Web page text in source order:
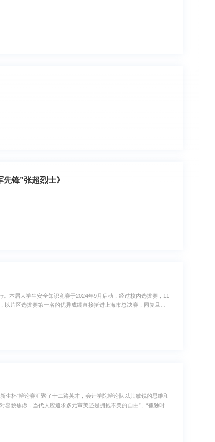
锋”张超烈士》
本届大学生安全知识竞赛于2024年9月启动，经过校内选拔赛，11
片区选拔赛第一名的优异成绩直接挺进上海市总决赛，同复旦大
生杯”辩论赛汇聚了十二路英才，会计学院辩论队以其敏锐的思维和
貌焦虑，当代人应追求多元审美还是拥抱不美的自由”、“孤独时，